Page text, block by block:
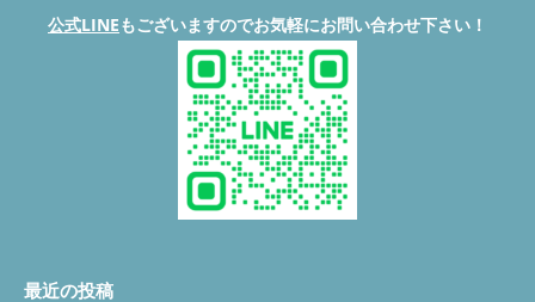
background-color: #FF6600; } #bottom-bar a:hover { opacity:
0.9; } /* サービス＆料金ブロック */ .vertical-link-block {
background-color: #FFF8E1; border: 1px solid #FFD699;
padding: 24px; margin: 24px 0; text-align: center; border-radius:
10px; } .vertical-link-block p { font-size: 16px; color: #333;
margin: 20px 0; line-height: 1.5; } /* ボタン共通設定 */ .vertical-
link-block .button { display: inline-block; font-weight: bold; font-
size: 16px; padding: 14px 28px; width: 220px; border-radius:
6px; text-decoration: none; transition: opacity 0.3s; text-align:
center; margin: 0 auto; } .vertical-link-block .service-button {
button { background-color: #FF7A2D; color: #fff; } .vertical-link-
料金についてはこちらで詳しくご確認いただけます。 ご予約前
にぜひチェックしてください。
料金表を見る /* 上部スクロー
ルバー（スリム仕様） */ #scroll-bar { position: fixed; top: -60px;
left: 0; width: 100%; background-color: #00C73C; padding: 12px
10px; text-align: center; z-index: 9999; box-shadow: 0 2px 8px
rgba(0,0,0,0.3); transition: top 0.3s ease; } #scroll-bar.show { top:
0; } #scroll-bar a { color: #fff; font-size: 16px; font-weight: bold;
text-decoration: none; display: inline-block; } #scroll-bar a:hover
{ opacity: 0.9; } /* 下部固定バー */ #bottom-bar { position: fixed;
bottom: -60px; left: 0; width: 100%; display: flex; text-align:
#bottom-bar a { flex: 1; padding: 14px 8px; font-size: 16px; font-
め、洗濯機内部だけでなく、洗濯物にも付着する可能性がありま
す。これでは、清潔なはずの洗濯物が逆に不衛生になってしまい
ます。 2.洗濯物への悪影響 カビが繁殖した洗濯機で洗濯する
と、洗濯物に黒い斑点ができたり、不快な臭いが付着したりする
ことがあります。特に白い衣類は汚れが目立ちやすいだけではな
く、カビによるシミは落としにくいため、衣類が台無しになる可
能性があります 3.洗濯機の寿命が短くなる カビが長期間、放置
されると洗濯機の内部パーツを劣化させる原因になり、特にゴム
パッキンやホースなどの柔らかい部分は、カビの影響を受けやす
に行う必要があります。清潔な洗濯機で洗濯すれば、衣類を清潔
公式LINEもございますのでお気軽にお問い合わせ下さい！
最近の投稿